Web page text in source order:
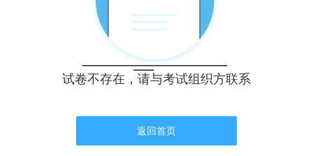
试卷不存在，请与考试组织方联系
返回首页